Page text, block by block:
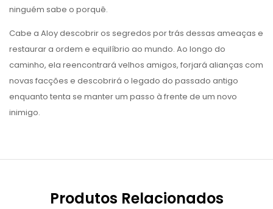
ninguém sabe o porquê.
Cabe a Aloy descobrir os segredos por trás dessas ameaças e
restaurar a ordem e equilíbrio ao mundo. Ao longo do
caminho, ela reencontrará velhos amigos, forjará alianças com
novas facções e descobrirá o legado do passado antigo
enquanto tenta se manter um passo à frente de um novo
inimigo.
Produtos Relacionados